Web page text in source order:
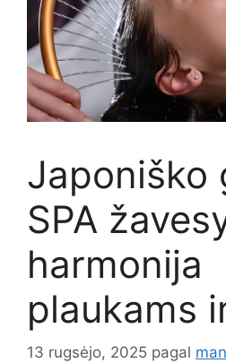
Japoniško
SPA
harmonija
plaukams
13 rugsėjo, 2025 pagal